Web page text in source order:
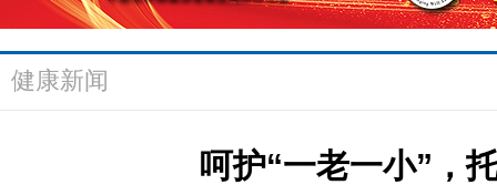
健康新闻
呵护“一老一小”，